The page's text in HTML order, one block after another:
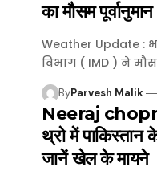
का मौसम पूर्वानुमान
Weather Update :
विभाग ( IMD ) ने
ByParvesh Malik
Neeraj
थ्रो में
जानें खेल के मायने